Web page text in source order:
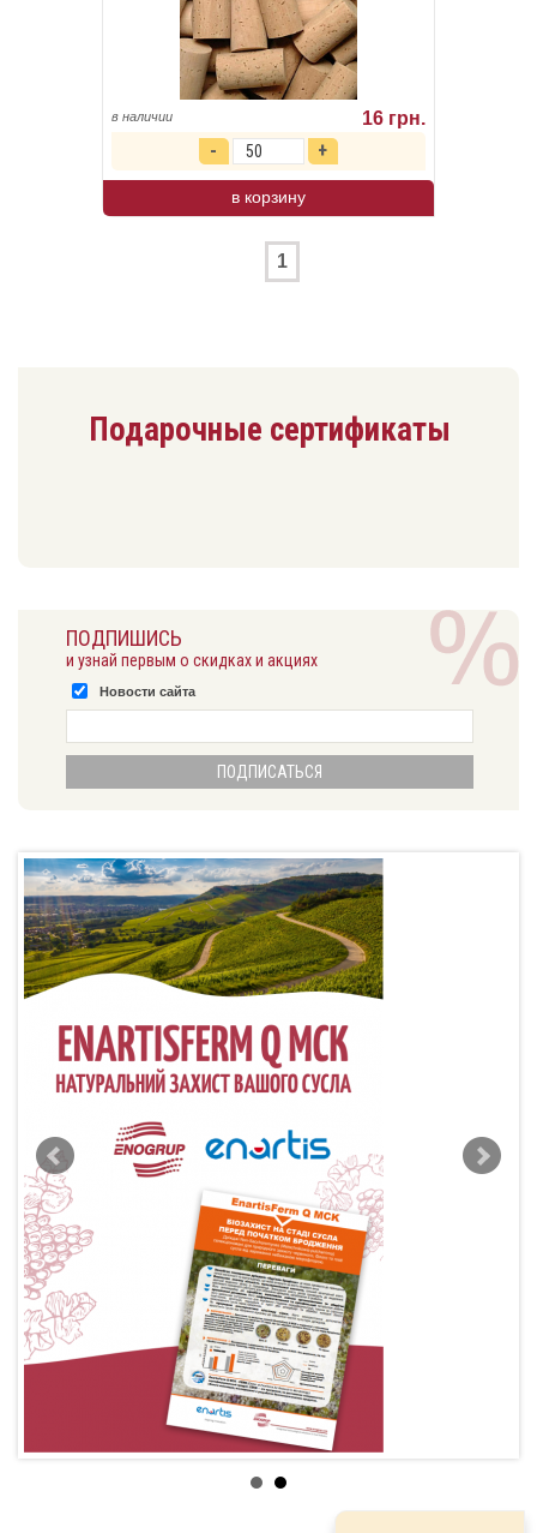
в наличии 16 грн.
в корзину
1
Подарочные сертификаты
ПОДПИШИСЬ
и узнай первым о скидках и акциях
Новости сайта